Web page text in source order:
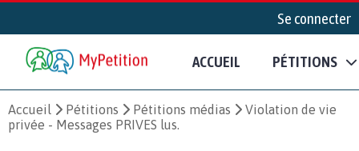
Se connecter
ACCUEIL PÉTITIONS
Accueil Pétitions Pétitions médias
Violation de vie
privée - Messages PRIVES lus.